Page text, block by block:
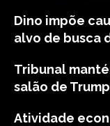
Dino impõe
alvo de busca
Tribunal
salão de
Atividade